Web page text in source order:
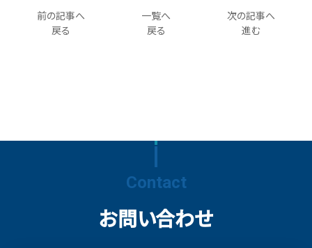
一覧へ
戻る
前の記事へ
戻る
次の記事へ
進む
Contact
お問い合わせ